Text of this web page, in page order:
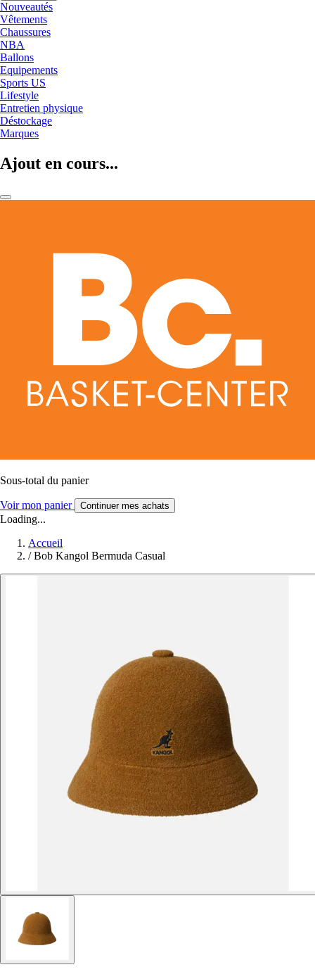
Nouveautés
Vêtements
Chaussures
NBA
Ballons
Equipements
Sports US
Lifestyle
Entretien physique
Déstockage
Marques
Ajout en cours...
Sous-total du panier
Voir mon panier Continuer mes achats
Loading...
Accueil
/ Bob Kangol Bermuda Casual